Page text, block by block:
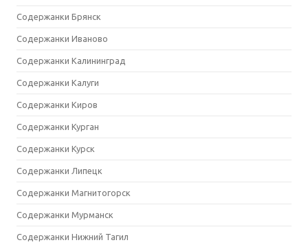
Содержанки Брянск
Содержанки Иваново
Содержанки Калининград
Содержанки Калуги
Содержанки Киров
Содержанки Курган
Содержанки Курск
Содержанки Липецк
Содержанки Магнитогорск
Содержанки Мурманск
Содержанки Нижний Тагил